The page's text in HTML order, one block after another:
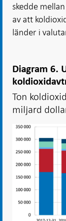
skedde
av att
länder i
Diagram 6.
Ton
miljard